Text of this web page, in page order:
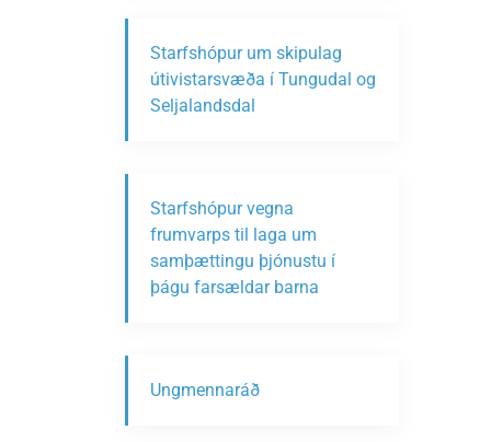
Starfshópur um skipulag
útivistarsvæða í Tungudal og
Seljalandsdal
Starfshópur vegna
frumvarps til laga um
samþættingu þjónustu í
þágu farsældar barna
Ungmennaráð